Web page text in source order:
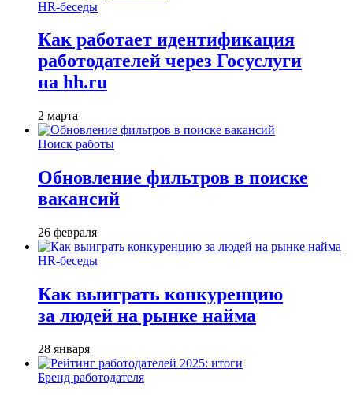
HR-беседы
Как работает идентификация
работодателей через Госуслуги
на hh.ru
2 марта
Поиск работы
Обновление фильтров в поиске
вакансий
26 февраля
HR-беседы
Как выиграть конкуренцию
за людей на рынке найма
28 января
Бренд работодателя